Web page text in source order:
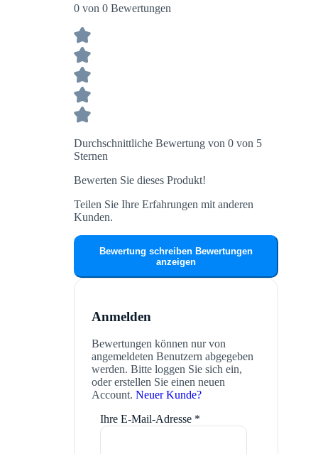
0 von 0 Bewertungen
Durchschnittliche Bewertung von 0 von 5
Sternen
Bewerten Sie dieses Produkt!
Teilen Sie Ihre Erfahrungen mit anderen
Kunden.
Bewertung schreiben Bewertungen
anzeigen
Anmelden
Bewertungen können nur von
angemeldeten Benutzern abgegeben
werden. Bitte loggen Sie sich ein,
oder erstellen Sie einen neuen
Account. Neuer Kunde?
Ihre E-Mail-Adresse *